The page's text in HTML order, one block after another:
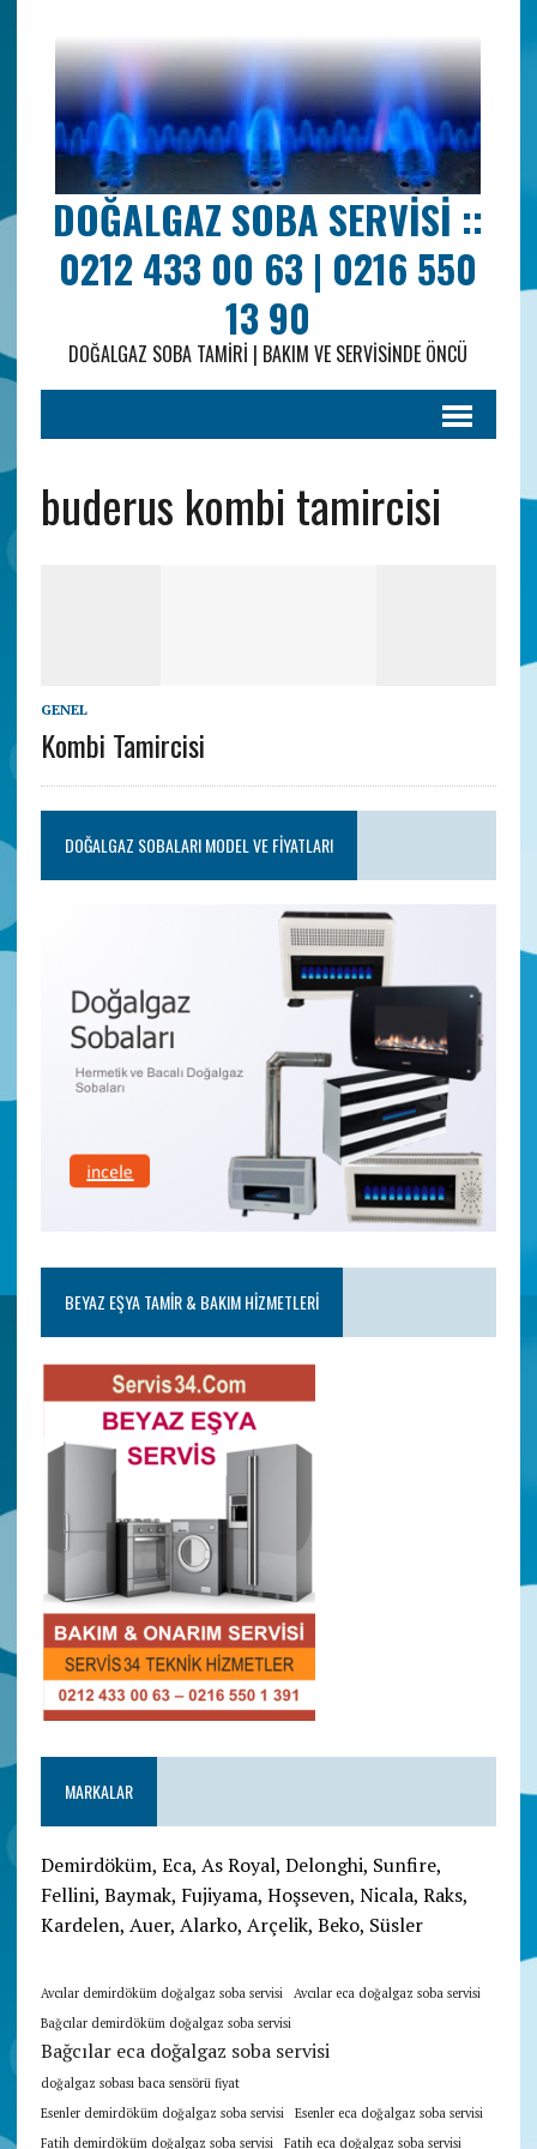
DOĞALGAZ SOBA SERVISI ::
0212 433 00 63 | 0216 550
13 90
DOĞALGAZ SOBA TAMIRI | BAKIM VE SERVISINDE ÖNCÜ
buderus kombi tamircisi
GENEL
Kombi Tamircisi
DOĞALGAZ SOBALARI MODEL VE FIYATLARI
BEYAZ EŞYA TAMIR & BAKIM HIZMETLERI
MARKALAR
Demirdöküm, Eca, As Royal, Delonghi, Sunfire,
Fellini, Baymak, Fujiyama, Hoşseven, Nicala, Raks,
Kardelen, Auer, Alarko, Arçelik, Beko, Süsler
Avcılar demirdöküm doğalgaz soba servisi
Avcılar eca doğalgaz soba servisi
Bağcılar demirdöküm doğalgaz soba servisi
Bağcılar eca doğalgaz soba servisi
doğalgaz sobası baca sensörü fiyat
Esenler demirdöküm doğalgaz soba servisi
Esenler eca doğalgaz soba servisi
Fatih demirdöküm doğalgaz soba servisi
Fatih eca doğalgaz soba servisi